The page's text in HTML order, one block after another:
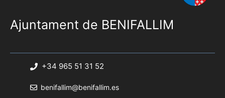
Ajuntament de BENIFALLIM
+34 965 51 31 52
benifallim@benifallim.es